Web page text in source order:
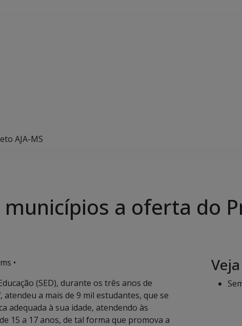
AJA-MS
a oferta do
•
(SED), durante os três anos de
atendeu a mais de 9 mil estudantes, que se
adequada à sua idade, atendendo às
15 a 17 anos, de tal forma que promova a